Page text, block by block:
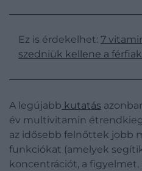
Ez is érdekelhet: 7
szedniük kellene a
A legújabb kutatás
év multivitamin
az idősebb felnőttek jobb
funkciókat (amelyek
koncentrációt, a figyelmet,